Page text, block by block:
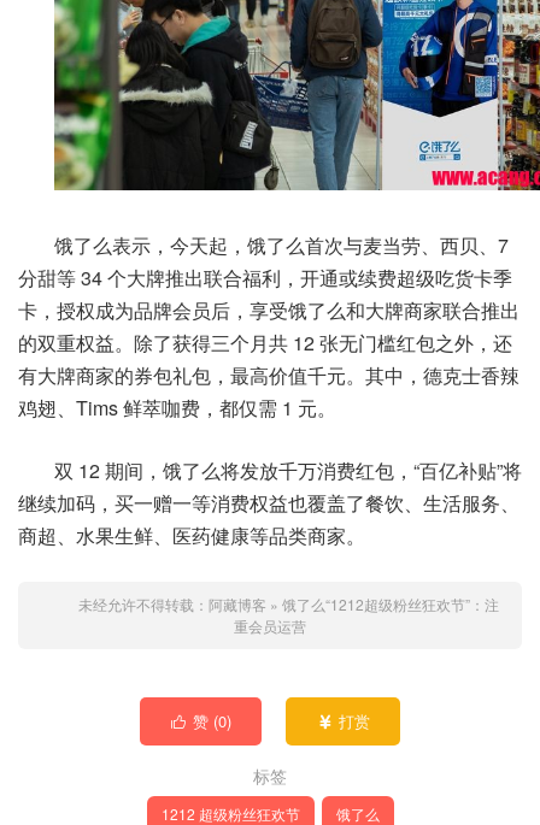
饿了么表示，今天起，饿了么首次与麦当劳、西贝、7
分甜等 34 个大牌推出联合福利，开通或续费超级吃货卡季
卡，授权成为品牌会员后，享受饿了么和大牌商家联合推出
的双重权益。除了获得三个月共 12 张无门槛红包之外，还
有大牌商家的券包礼包，最高价值千元。其中，德克士香辣
鸡翅、Tims 鲜萃咖费，都仅需 1 元。
双 12 期间，饿了么将发放千万消费红包，“百亿补贴”将
继续加码，买一赠一等消费权益也覆盖了餐饮、生活服务、
商超、水果生鲜、医药健康等品类商家。
未经允许不得转载： 阿藏博客 » 饿了么“1212超级粉丝狂欢节”：注
重会员运营
 赞 (0)  打赏
标签
1212 超级粉丝狂欢节 饿了么